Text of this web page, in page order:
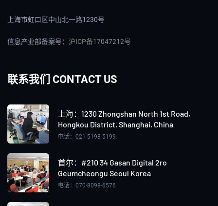
上海市虹口区中山北一路1230号
信息产业部备案号： 沪ICP备17047212号
联系我们 CONTACT US
上海：‌1230 Zhongshan North 1st Road,
Hongkou District, Shanghai, China
电话：021-5198-5199
首尔：#210 34 Gasan Digital 2ro
Geumcheongu Seoul Korea
电话：070-8098-6576